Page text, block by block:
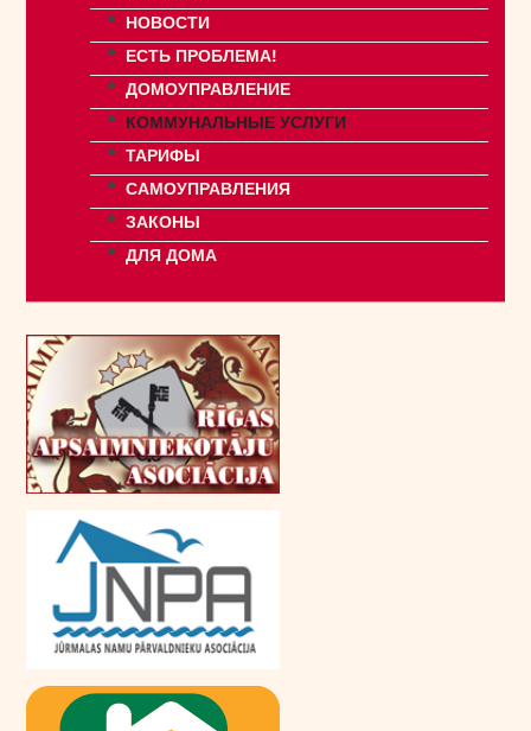
НОВОСТИ
ЕСТЬ ПРОБЛЕМА!
ДОМОУПРАВЛЕНИЕ
КОММУНАЛЬНЫЕ УСЛУГИ
ТАРИФЫ
САМОУПРАВЛЕНИЯ
ЗАКОНЫ
ДЛЯ ДОМА